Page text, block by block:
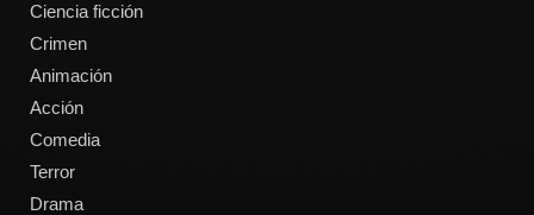
Ciencia ficción
Crimen
Animación
Acción
Comedia
Terror
Drama